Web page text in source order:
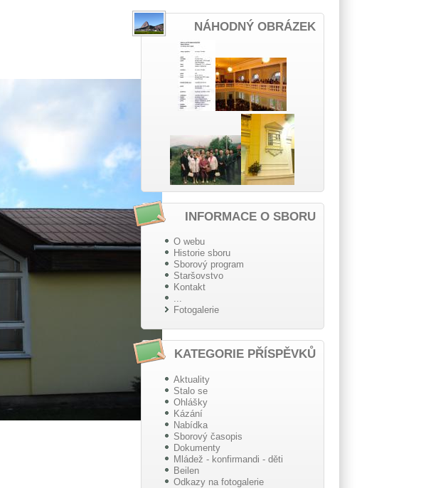
NÁHODNÝ OBRÁZEK
INFORMACE O SBORU
O webu
Historie sboru
Sborový program
Staršovstvo
Kontakt
Fotogalerie
KATEGORIE PŘÍSPĚVKŮ
Aktuality
Stalo se
Ohlášky
Kázání
Nabídka
Sborový časopis
Dokumenty
Mládež - konfirmandi - děti
Beilen
Odkazy na fotogalerie